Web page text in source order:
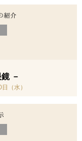
－
（水）